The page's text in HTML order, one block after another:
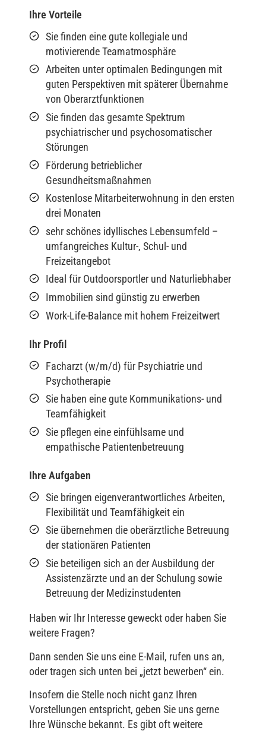
Ihre Vorteile
Sie finden eine gute kollegiale und
motivierende Teamatmosphäre
Arbeiten unter optimalen Bedingungen mit
guten Perspektiven mit späterer Übernahme
von Oberarztfunktionen
Sie finden das gesamte Spektrum
psychiatrischer und psychosomatischer
Störungen
Förderung betrieblicher
Gesundheitsmaßnahmen
Kostenlose Mitarbeiterwohnung in den ersten
drei Monaten
sehr schönes idyllisches Lebensumfeld –
umfangreiches Kultur-, Schul- und
Freizeitangebot
Ideal für Outdoorsportler und Naturliebhaber
Immobilien sind günstig zu erwerben
Work-Life-Balance mit hohem Freizeitwert
Ihr Profil
Facharzt (w/m/d) für Psychiatrie und
Psychotherapie
Sie haben eine gute Kommunikations- und
Teamfähigkeit
Sie pflegen eine einfühlsame und
empathische Patientenbetreuung
Ihre Aufgaben
Sie bringen eigenverantwortliches Arbeiten,
Flexibilität und Teamfähigkeit ein
Sie übernehmen die oberärztliche Betreuung
der stationären Patienten
Sie beteiligen sich an der Ausbildung der
Assistenzärzte und an der Schulung sowie
Betreuung der Medizinstudenten
Haben wir Ihr Interesse geweckt oder haben Sie
weitere Fragen?
Dann senden Sie uns eine E-Mail, rufen uns an,
oder tragen sich unten bei „jetzt bewerben“ ein.
Insofern die Stelle noch nicht ganz Ihren
Vorstellungen entspricht, geben Sie uns gerne
Ihre Wünsche bekannt. Es gibt oft weitere